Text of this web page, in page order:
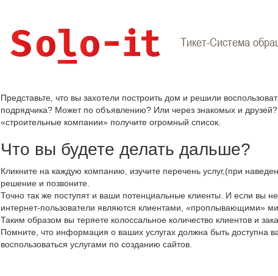
Тикет-Система
Представьте, что вы захотели построить дом и решили
подрядчика? Может по объявлению? Или через знакомых и
«строительные компании» получите огромный список.
Что вы будете делать дальше?
Кликните на каждую компанию, изучите перечень услуг,(при
решение и позвоните.
Точно так же поступят и ваши потенциальные клиенты. И если вы
интернет-пользователи являются клиентами, «проплывающими»
Таким образом вы теряете колоссальное количество клиентов и
Помните, что информация о ваших услугах должна быть доступна
воспользоваться услугами по созданию сайтов.